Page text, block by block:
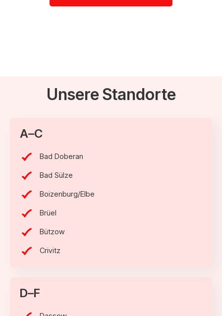
Unsere Standorte
A–C
Bad Doberan
Bad Sülze
Boizenburg/Elbe
Brüel
Bützow
Crivitz
D–F